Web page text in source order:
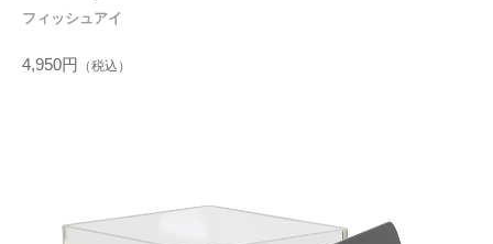
フィッシュアイ
4,950円 （税込）